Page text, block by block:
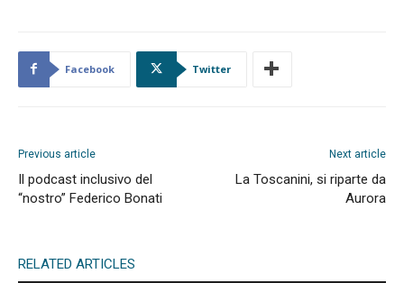
Facebook Twitter
Previous article
Il podcast inclusivo del
“nostro” Federico Bonati
Next article
La Toscanini, si riparte da
Aurora
RELATED ARTICLES